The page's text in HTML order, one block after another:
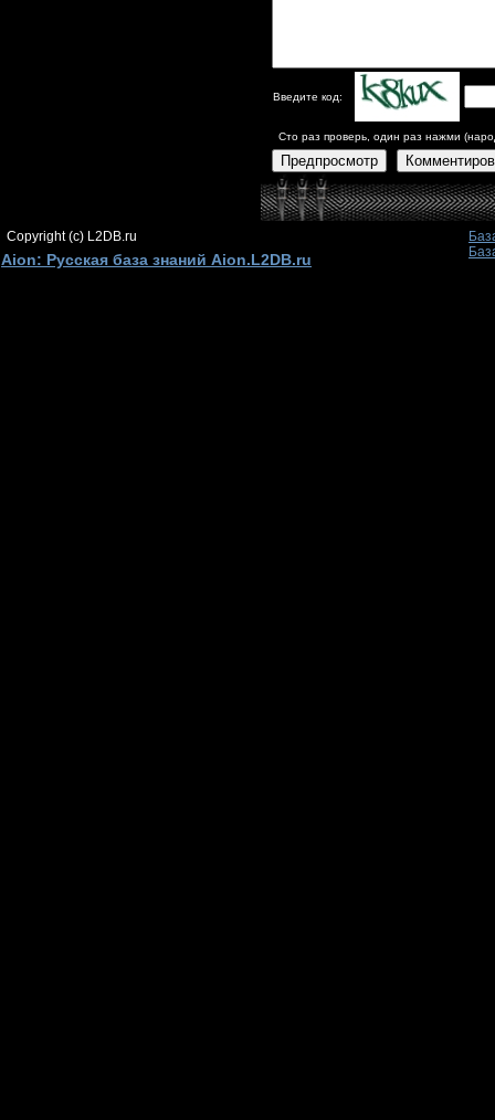
Введите код:
Сто раз проверь, один раз нажми
Предпросмотр
Copyright (c) L2DB.ru
Aion: Русская база знаний Aion.L2DB.ru